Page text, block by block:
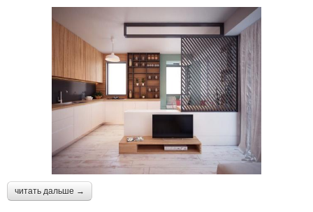
читать дальше →